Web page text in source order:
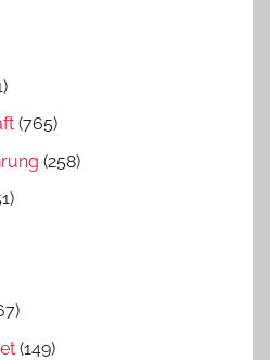
(765)
(258)
(149)